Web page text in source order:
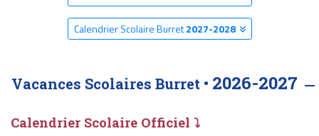
Calendrier Scolaire Burret2027-2028
Vacances Scolaires Burret • 2026-2027
Calendrier Scolaire Officiel ⤵